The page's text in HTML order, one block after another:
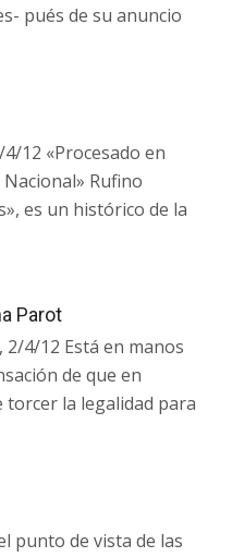
pués de su anuncio
12 «Procesado en
Rufino
es un histórico de la
Parot
2/4/12 Está en manos
de que en
la legalidad para
punto de vista de las